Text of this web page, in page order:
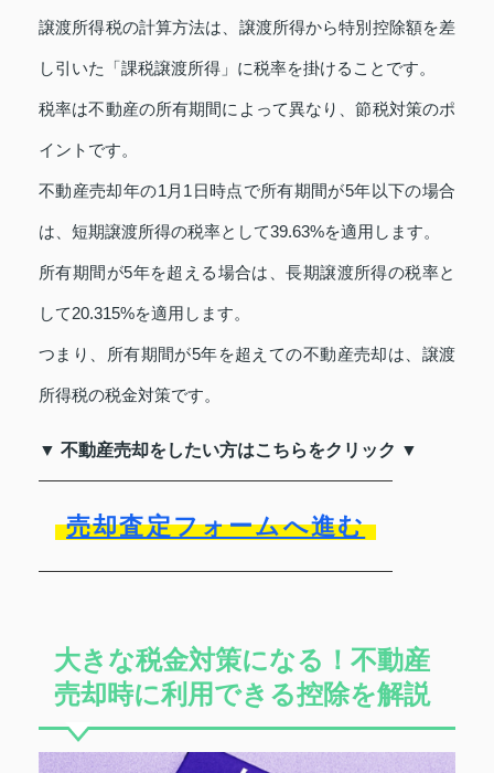
譲渡所得税の計算方法は、譲渡所得から特別控除額を差
し引いた「課税譲渡所得」に税率を掛けることです。
税率は不動産の所有期間によって異なり、節税対策のポ
イントです。
不動産売却年の1月1日時点で所有期間が5年以下の場合
は、短期譲渡所得の税率として39.63%を適用します。
所有期間が5年を超える場合は、長期譲渡所得の税率と
して20.315%を適用します。
つまり、所有期間が5年を超えての不動産売却は、譲渡
所得税の税金対策です。
▼ 不動産売却をしたい方はこちらをクリック ▼
売却査定フォームへ進む
大きな税金対策になる！不動産
売却時に利用できる控除を解説